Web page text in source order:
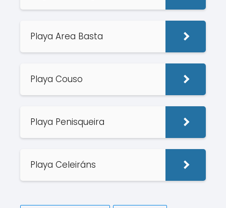
Playa Area Basta
Playa Couso
Playa Penisqueira
Playa Celeiráns